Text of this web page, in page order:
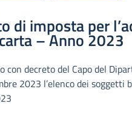
di imposta per
– Anno 2023
con decreto del Capo del
2023 l’elenco dei soggetti